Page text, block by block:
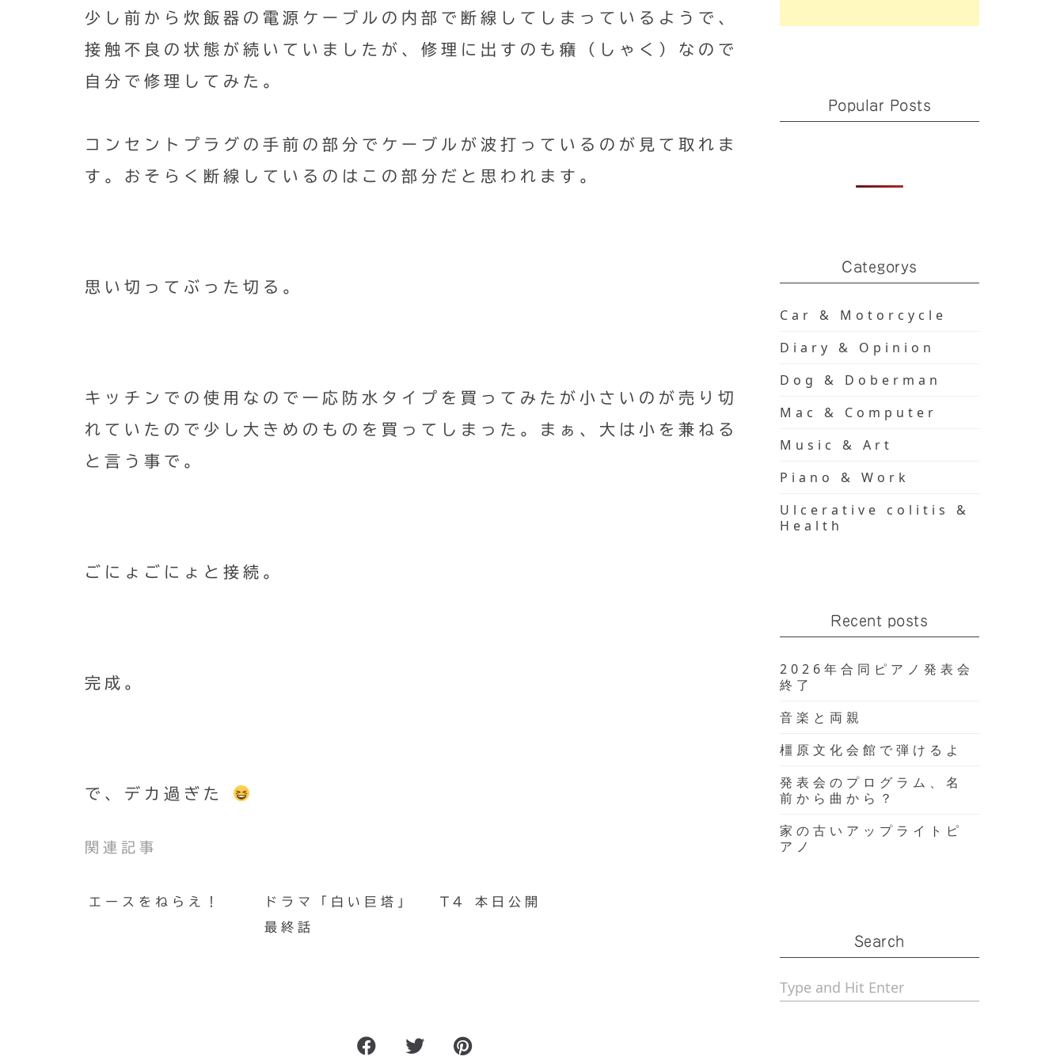
少し前から炊飯器の電源ケーブルの内部で断線してしまっているようで、
接触不良の状態が続いていましたが、修理に出すのも癪（しゃく）なので
自分で修理してみた。
コンセントプラグの手前の部分でケーブルが波打っているのが見て取れま
す。おそらく断線しているのはこの部分だと思われます。
思い切ってぶった切る。
キッチンでの使用なので一応防水タイプを買ってみたが小さいのが売り切
れていたので少し大きめのものを買ってしまった。まぁ、大は小を兼ねる
と言う事で。
ごにょごにょと接続。
完成。
で、デカ過ぎた
関連記事
エースをねらえ！
ドラマ「白い巨塔」
最終話
T4 本日公開
US規格キーボードに変えて１週間
Popular Posts
Categorys
Car & Motorcycle
Diary & Opinion
Dog & Doberman
Mac & Computer
Music & Art
Piano & Work
Ulcerative colitis &
Health
Recent posts
2026年合同ピアノ発表会
終了
音楽と両親
橿原文化会館で弾けるよ
発表会のプログラム、名
前から曲から？
家の古いアップライトピ
アノ
Search